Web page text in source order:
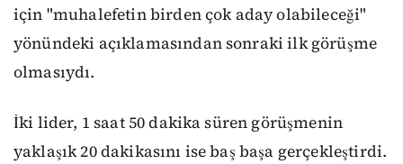
için "muhalefetin birden çok aday olabileceği"
yönündeki açıklamasından sonraki ilk görüşme
olmasıydı.
İki lider, 1 saat 50 dakika süren görüşmenin
yaklaşık 20 dakikasını ise baş başa gerçekleştirdi.